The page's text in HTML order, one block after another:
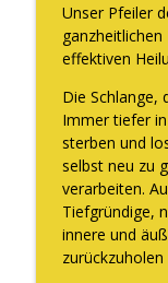
Unser Pfeiler
effektiven
Die Schlange,
Immer tiefer
sterben und
selbst neu zu
verarbeiten.
Tiefgründige,
innere und